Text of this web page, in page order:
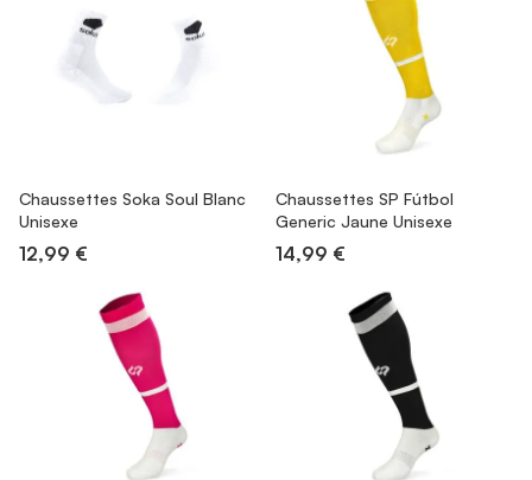
Chaussettes Soka Soul Blanc
Unisexe
12,99 €
Chaussettes SP Fútbol
Generic Jaune Unisexe
14,99 €